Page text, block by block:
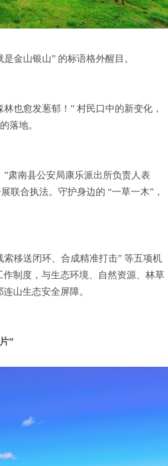
金山银山” 的标语格外醒目。
也愈发葱郁！” 村民口中的新变化，
落地。
肃南县公安局康乐派出所负责人表
联合执法。守护身边的 “一草一木”，
移送闭环、合成精准打击” 等五项机
制度，与生态环境、自然资源、林草
山生态安全屏障。
”